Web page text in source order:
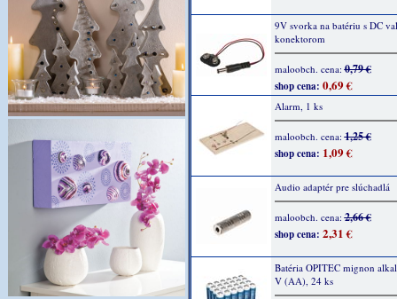
9V svorka na batériu s DC
konektorom
maloobch. cena:0,79 €
shop cena: 0,69 €
Alarm, 1 ks
maloobch. cena:1,25 €
shop cena: 1,09 €
Audio adaptér pre slúchadlá
maloobch. cena:2,66 €
shop cena: 2,31 €
Batéria OPITEC mignon
V (AA), 24 ks